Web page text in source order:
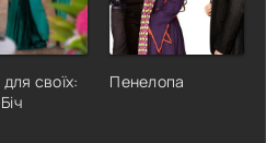
для своїх:
Пенелопа